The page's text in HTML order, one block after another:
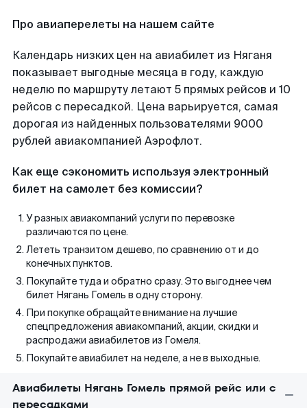
Про авиаперелеты на нашем сайте
Календарь низких цен на авиабилет из Няганя
показывает выгодные месяца в году, каждую
неделю по маршруту летают 5 прямых рейсов и 10
рейсов с пересадкой. Цена варьируется, самая
дорогая из найденных пользователями 9000
рублей авиакомпанией Аэрофлот.
Как еще сэкономить используя электронный
билет на самолет без комиссии?
У разных авиакомпаний услуги по перевозке
различаются по цене.
Лететь транзитом дешево, по сравнению от и до
конечных пунктов.
Покупайте туда и обратно сразу. Это выгоднее чем
билет Нягань Гомель в одну сторону.
При покупке обращайте внимание на лучшие
спецпредложения авиакомпаний, акции, скидки и
распродажи авиабилетов из Гомеля.
Покупайте авиабилет на неделе, а не в выходные.
Авиабилеты Нягань Гомель прямой рейс или с
пересадками